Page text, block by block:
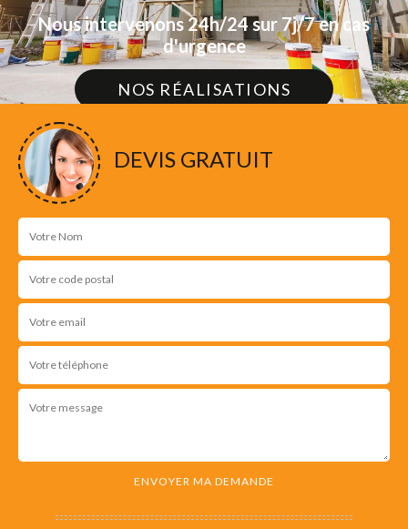
Nous intervenons 24h/24 sur 7j/7 en cas
d'urgence
NOS RÉALISATIONS
DEVIS GRATUIT